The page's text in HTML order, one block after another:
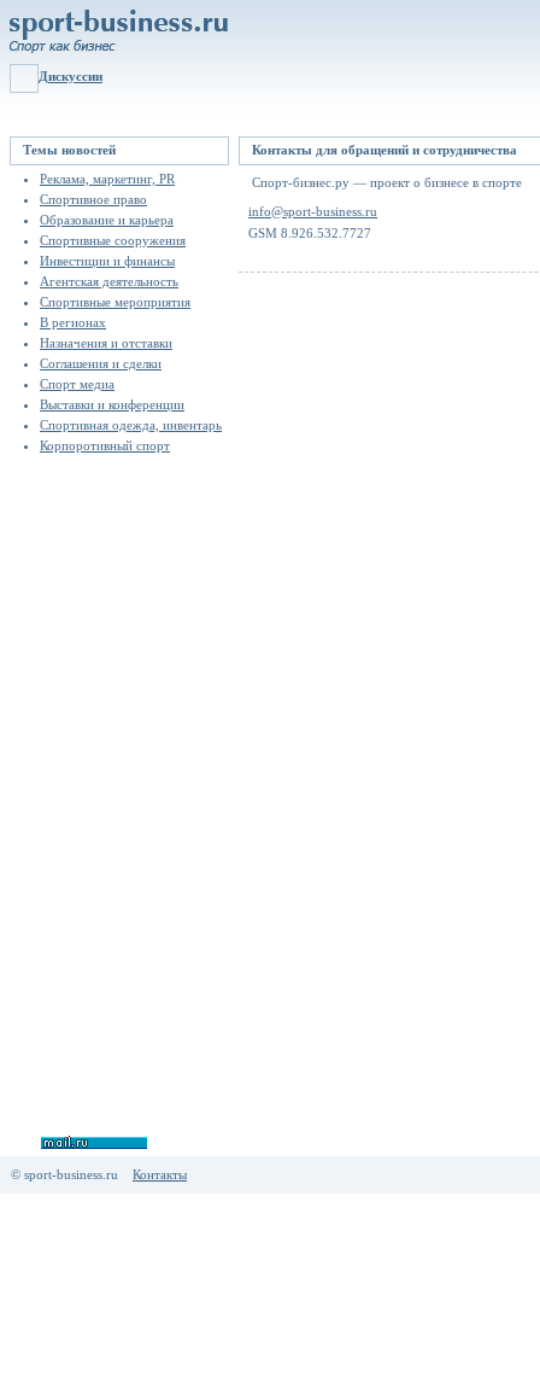
Дискуссии
Темы новостей
Реклама, маркетинг, PR
Спортивное право
Образование и карьера
Спортивные сооружения
Инвестиции и финансы
Агентская деятельность
Спортивные мероприятия
В регионах
Назначения и отставки
Соглашения и сделки
Спорт медиа
Выставки и конференции
Спортивная одежда, инвентарь
Корпоротивный спорт
Контакты для обращений и сотрудничества
Спорт-бизнес.ру — проект о бизнесе в спорте
info@sport-business.ru
GSM 8.926.532.7727
© sport-business.ru Контакты